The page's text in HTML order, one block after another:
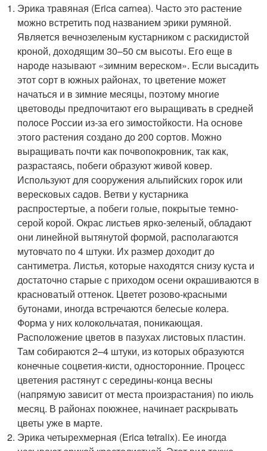
Эрика травяная (Erica carnea). Часто это растение
можно встретить под названием эрики румяной.
Является вечнозеленым кустарником с раскидистой
кроной, доходящим 30–50 см высоты. Его еще в
народе называют «зимним вереском». Если высадить
этот сорт в южных районах, то цветение может
начаться и в зимние месяцы, поэтому многие
цветоводы предпочитают его выращивать в средней
полосе России из-за его зимостойкости. На основе
этого растения создано до 200 сортов. Можно
выращивать почти как почвопокровник, так как,
разрастаясь, побеги образуют живой ковер.
Используют для сооружения альпийских горок или
вересковых садов. Ветви у кустарника
распростертые, а побеги голые, покрытые темно-
серой корой. Окрас листьев ярко-зеленый, обладают
они линейной вытянутой формой, располагаются
мутовчато по 4 штуки. Их размер доходит до
сантиметра. Листья, которые находятся снизу куста и
достаточно старые с приходом осени окрашиваются в
красноватый оттенок. Цветет розово-красными
бутонами, иногда встречаются белесые колера.
Форма у них колокольчатая, поникающая.
Расположение цветов в пазухах листовых пластин.
Там собираются 2–4 штуки, из которых образуются
конечные соцветия-кисти, односторонние. Процесс
цветения растянут с середины-конца весны
(напрямую зависит от места произрастания) по июль
месяц. В районах поюжнее, начинает раскрывать
цветы уже в марте.
Эрика четырехмерная (Erica tetralix). Ее иногда